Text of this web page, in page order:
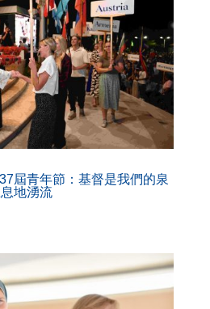
屆青年節：基督是我們的泉
地湧流